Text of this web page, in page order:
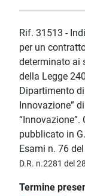
Rif. 31513 -
per un
determinato ai
della Legge
Dipartimento
Innovazione”
“Innovazione”.
pubblicato in
Esami n. 76
D.R. n.2281 del
Termine